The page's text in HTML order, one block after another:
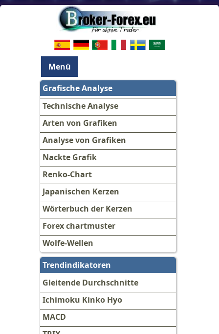
Menü
Grafische Analyse
Technische Analyse
Arten von Grafiken
Analyse von Grafiken
Nackte Grafik
Renko-Chart
Japanischen Kerzen
Wörterbuch der Kerzen
Forex chartmuster
Wolfe-Wellen
Trendindikatoren
Gleitende Durchschnitte
Ichimoku Kinko Hyo
MACD